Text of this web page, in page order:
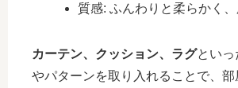
質感: ふんわりと柔らかく
カーテン、クッション、ラグといっ
やパターンを取り入れることで、